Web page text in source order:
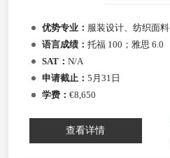
优势专业： 服装设计、纺织面料
语言成绩： 托福 100；雅思 6.0
SAT： N/A
申请截止： 5月31日
学费： €8,650
查看详情